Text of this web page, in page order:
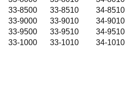
33-8500 33-8510
34-8510
33-9000 33-9010
34-9010
33-9500 33-9510
34-9510
33-1000 33-1010 34-1010